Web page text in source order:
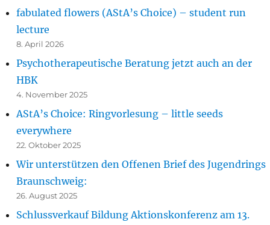
fabulated flowers (AStA’s Choice) – student run
lecture
8. April 2026
Psychotherapeutische Beratung jetzt auch an der
HBK
4. November 2025
AStA’s Choice: Ringvorlesung – little seeds
everywhere
22. Oktober 2025
Wir unterstützen den Offenen Brief des Jugendrings
Braunschweig:
26. August 2025
Schlussverkauf Bildung Aktionskonferenz am 13.